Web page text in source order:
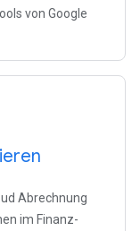
von Google
Abrechnung
im Finanz-